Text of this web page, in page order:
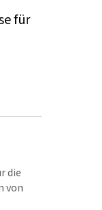
für
die
von